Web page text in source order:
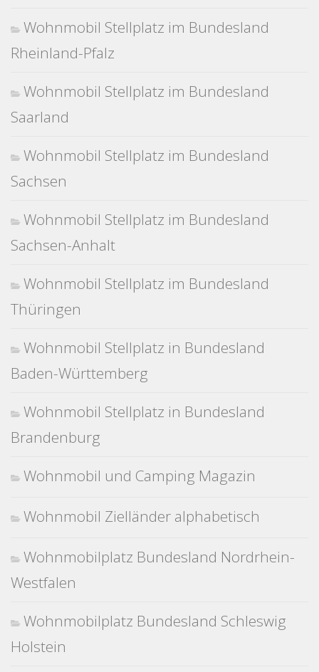
Wohnmobil Stellplatz im Bundesland
Rheinland-Pfalz
Wohnmobil Stellplatz im Bundesland
Saarland
Wohnmobil Stellplatz im Bundesland
Sachsen
Wohnmobil Stellplatz im Bundesland
Sachsen-Anhalt
Wohnmobil Stellplatz im Bundesland
Thüringen
Wohnmobil Stellplatz in Bundesland
Baden-Württemberg
Wohnmobil Stellplatz in Bundesland
Brandenburg
Wohnmobil und Camping Magazin
Wohnmobil Zielländer alphabetisch
Wohnmobilplatz Bundesland Nordrhein-
Westfalen
Wohnmobilplatz Bundesland Schleswig
Holstein